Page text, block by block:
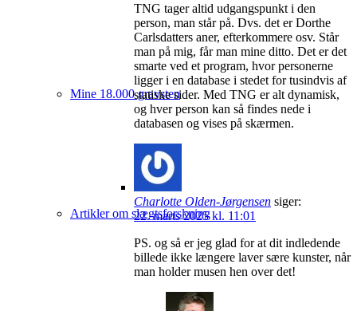
Mine 18.000 gravsten
Artikler om slægtsforskning
TNG tager altid udgangspunkt i den
person, man står på. Dvs. det er Dorthe
Carlsdatters aner, efterkommere osv. Står
man på mig, får man mine ditto. Det er det
smarte ved et program, hvor personerne
ligger i en database i stedet for tusindvis af
statiske sider. Med TNG er alt dynamisk,
og hver person kan så findes nede i
databasen og vises på skærmen.
Charlotte Olden-Jørgensen siger:
22. marts 2025 kl. 11:01
PS. og så er jeg glad for at dit indledende
billede ikke længere laver sære kunster, når
man holder musen hen over det!